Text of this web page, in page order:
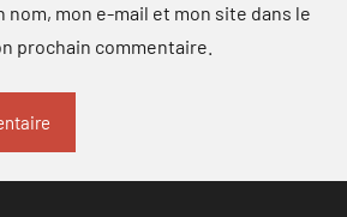
nom, mon e-mail et mon site dans le
prochain commentaire.